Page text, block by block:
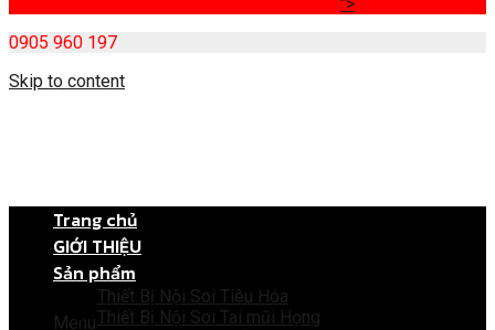
0905 960 197
Skip to content
Menu
Trang chủ
GIỚI THIỆU
Sản phẩm
Thiết Bị Nội Soi Tiêu Hóa
Thiết Bị Nội Soi Tai mũi Họng